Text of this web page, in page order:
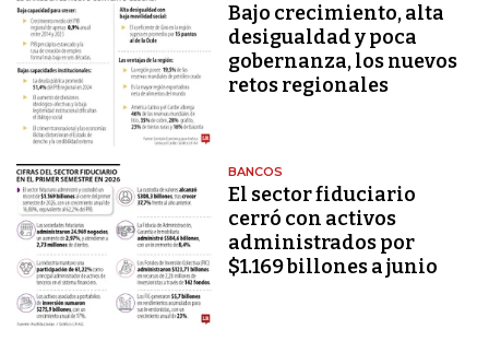
Bajo crecimiento, alta
desigualdad y poca
gobernanza, los nuevos
retos regionales
BANCOS
El sector fiduciario
cerró con activos
administrados por
$1.169 billones a junio